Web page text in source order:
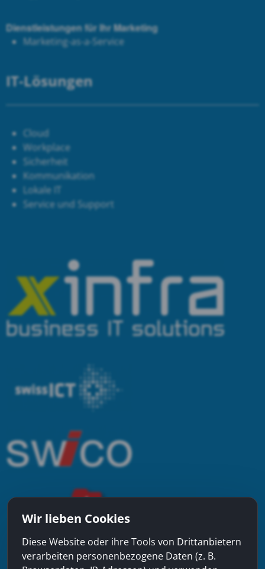
Dienstleistungen für Ihr Marketing
Marketing-as-a-Service
IT-Lösungen
Cloud
Workplace
Sicherheit
Kommunikation
Lokale IT
Service und Support
Wir lieben Cookies
Diese Website oder ihre Tools von Drittanbietern
verarbeiten personenbezogene Daten (z. B.